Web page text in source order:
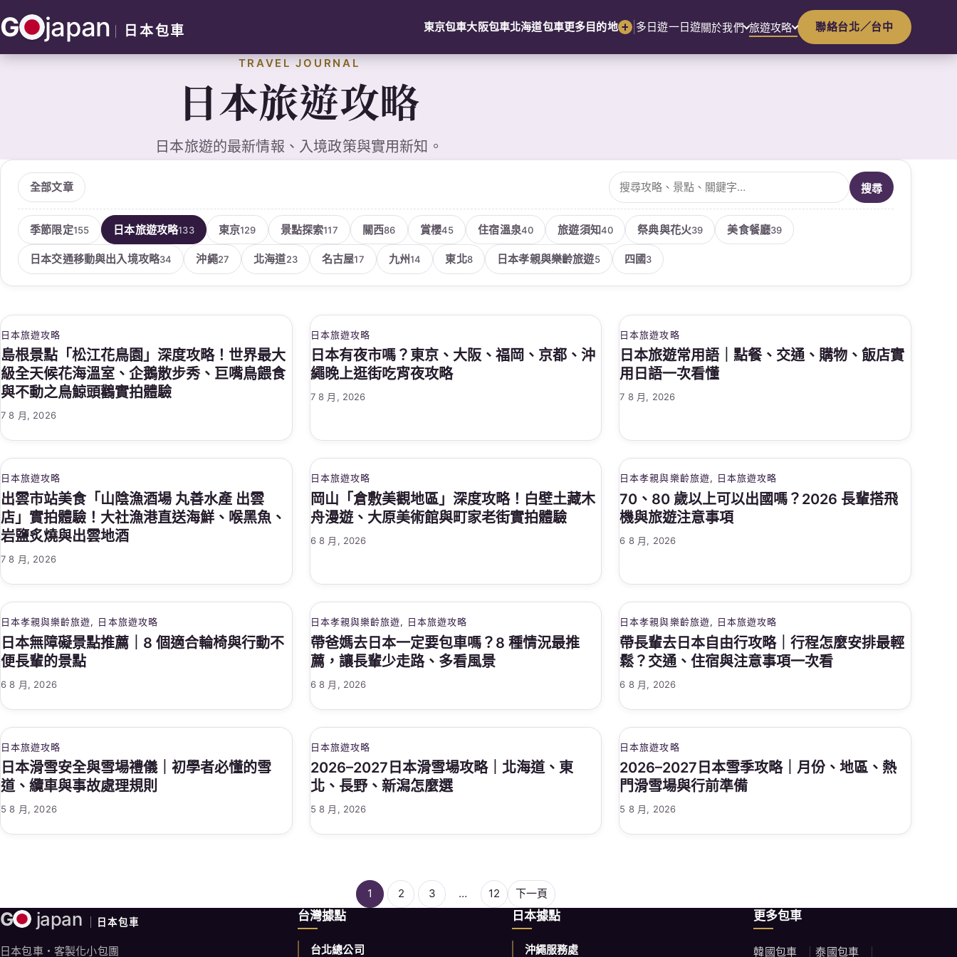
至
主
G japan 日本包車 東京包車大阪包車北海道包車更多目的地 | 多日遊一日遊關於我們 旅遊攻略 聯絡台北／台中
TRAVEL JOURNAL
日本旅遊攻略
日本旅遊的最新情報、入境政策與實用新知。
全部文章 搜尋文章 搜尋
季節限定155 日本旅遊攻略133 東京129 景點探索117 關西86 賞櫻45 住宿溫泉40 旅遊須知40 祭典與花火39 美食餐廳39
日本交通移動與出入境攻略34 沖繩27 北海道23 名古屋17 九州14 東北8 日本孝親與樂齡旅遊5 四國3
日本旅遊攻略
島根景點「松江花鳥園」深度攻略！世界最大
級全天候花海溫室、企鵝散步秀、巨嘴鳥餵食
與不動之鳥鯨頭鸛實拍體驗
7 8 月, 2026
日本旅遊攻略
日本有夜市嗎？東京、大阪、福岡、京都、沖
繩晚上逛街吃宵夜攻略
7 8 月, 2026
日本旅遊攻略
日本旅遊常用語｜點餐、交通、購物、飯店實
用日語一次看懂
7 8 月, 2026
日本旅遊攻略
出雲市站美食「山陰漁酒場 丸善水產 出雲
店」實拍體驗！大社漁港直送海鮮、喉黑魚、
岩鹽炙燒與出雲地酒
7 8 月, 2026
日本旅遊攻略
岡山「倉敷美觀地區」深度攻略！白壁土藏木
舟漫遊、大原美術館與町家老街實拍體驗
6 8 月, 2026
日本孝親與樂齡旅遊, 日本旅遊攻略
70、80 歲以上可以出國嗎？2026 長輩搭飛
機與旅遊注意事項
6 8 月, 2026
日本孝親與樂齡旅遊, 日本旅遊攻略
日本無障礙景點推薦｜8 個適合輪椅與行動不
便長輩的景點
6 8 月, 2026
日本孝親與樂齡旅遊, 日本旅遊攻略
帶爸媽去日本一定要包車嗎？8 種情況最推
薦，讓長輩少走路、多看風景
6 8 月, 2026
日本孝親與樂齡旅遊, 日本旅遊攻略
帶長輩去日本自由行攻略｜行程怎麼安排最輕
鬆？交通、住宿與注意事項一次看
6 8 月, 2026
日本旅遊攻略
日本滑雪安全與雪場禮儀｜初學者必懂的雪
道、纜車與事故處理規則
5 8 月, 2026
日本旅遊攻略
2026–2027日本滑雪場攻略｜北海道、東
北、長野、新潟怎麼選
5 8 月, 2026
日本旅遊攻略
2026–2027日本雪季攻略｜月份、地區、熱
門滑雪場與行前準備
5 8 月, 2026
1 2 3 … 12 下一頁
G japan 日本包車
日本包車・客製化小包團
台灣據點
台北總公司
日本據點
沖繩服務處
更多包車
韓國包車 泰國包車